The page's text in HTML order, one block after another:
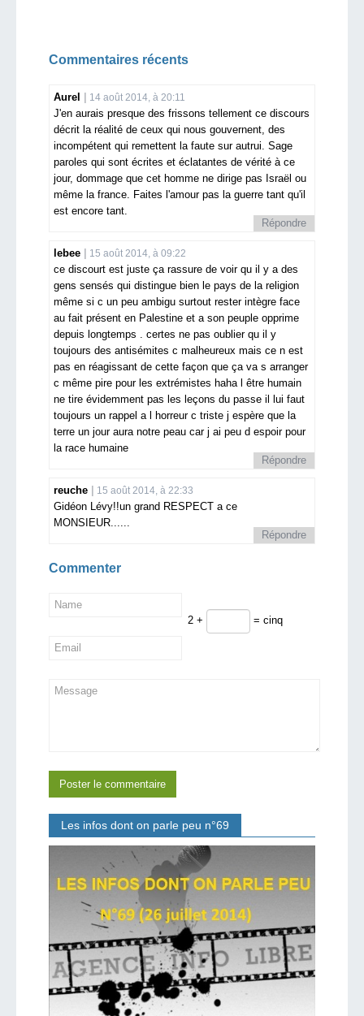
Commentaires récents
Aurel 14 août 2014, à 20:11
J'en aurais presque des frissons tellement ce discours
décrit la réalité de ceux qui nous gouvernent, des
incompétent qui remettent la faute sur autrui. Sage
paroles qui sont écrites et éclatantes de vérité à ce
jour, dommage que cet homme ne dirige pas Israël ou
même la france. Faites l'amour pas la guerre tant qu'il
est encore tant.
Répondre
lebee 15 août 2014, à 09:22
ce discourt est juste ça rassure de voir qu il y a des
gens sensés qui distingue bien le pays de la religion
même si c un peu ambigu surtout rester intègre face
au fait présent en Palestine et a son peuple opprime
depuis longtemps . certes ne pas oublier qu il y
toujours des antisémites c malheureux mais ce n est
pas en réagissant de cette façon que ça va s arranger
c même pire pour les extrémistes haha l être humain
ne tire évidemment pas les leçons du passe il lui faut
toujours un rappel a l horreur c triste j espère que la
terre un jour aura notre peau car j ai peu d espoir pour
la race humaine
Répondre
reuche 15 août 2014, à 22:33
Gidéon Lévy!!un grand RESPECT a ce
MONSIEUR......
Répondre
Commenter
2 + = cinq
Les infos dont on parle peu n°69